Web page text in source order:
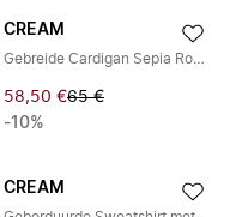
CREAM
Gebreide Cardigan Sepia Rose Melange
58,50 €65 €
-10%
CREAM